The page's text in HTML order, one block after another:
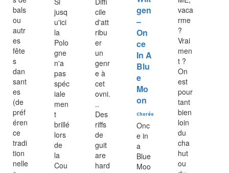
bals
ou
autr
es
fête
s
dan
sant
es
(de
préf
éren
ce
tradi
tion
nelle
jusq
u'ici
la
Polo
gne
n'a
pas
spéc
iale
men
t
brillé
lors
de
la
Cou
cile
d'att
ribu
er
un
genr
e à
cet
ovni.
..
Des
riffs
de
guit
are
hard
gen
–
On
ce
In A
Blu
e
Mo
on
Choréo
Onc
e in
a
Blue
Moo
vaca
rme
?
Vrai
men
t ?
On
est
pour
tant
bien
loin
du
cha
hut
ou